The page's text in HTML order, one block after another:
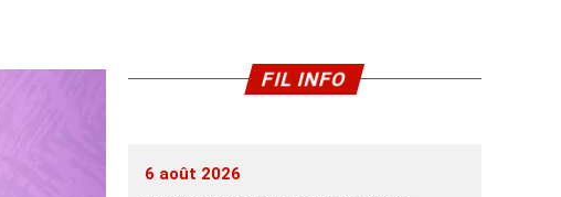
FIL INFO
6 août 2026